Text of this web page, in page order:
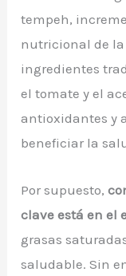
tempeh,
nutricional de la
ingredientes
el tomate y el
antioxidantes y
beneficiar la
Por supuesto,
clave está en el
grasas
saludable. Sin